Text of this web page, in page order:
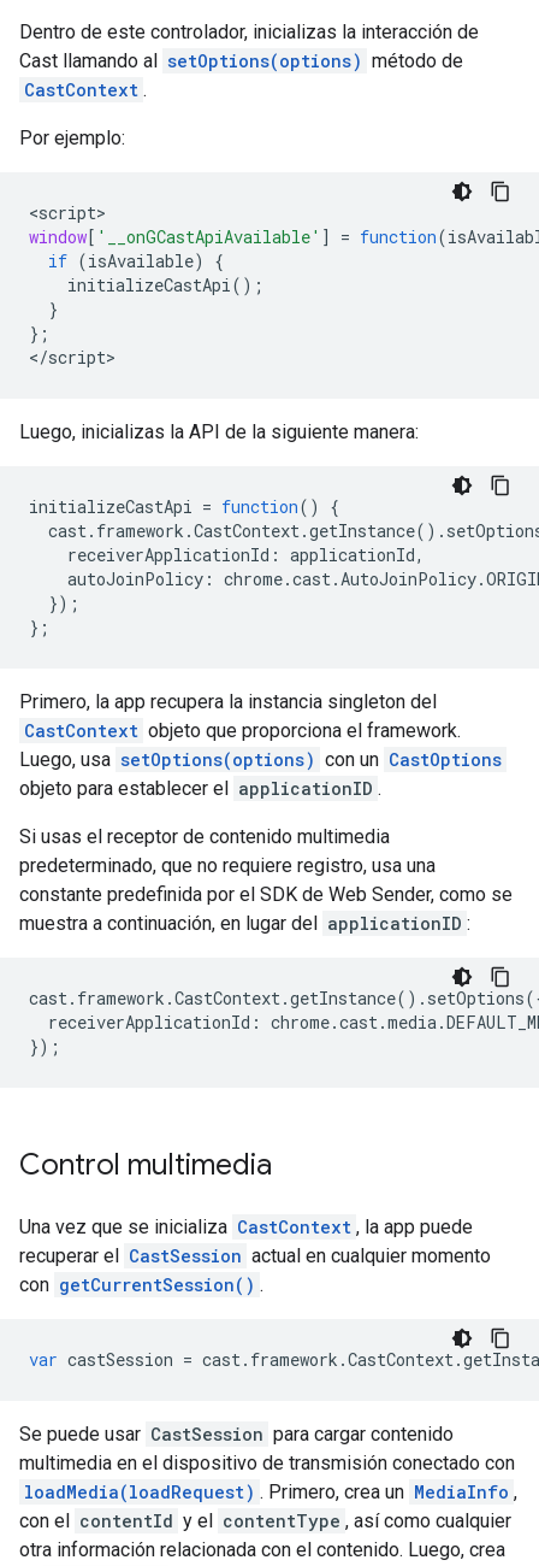
Dentro de este controlador, inicializas la interacción de
Cast llamando al setOptions(options) método de
CastContext .
Por ejemplo:
<script
window[ '__onGCastApiAvailable' ] = function(
if (isAvailable)
{
initializeCastApi();
}
};
</script
Luego, inicializas la API de la siguiente manera:
initializeCastApi = function()
{
cast. framework .CastContext.getInstance().
receiverApplicationId : applicationId,
autoJoinPolicy : chrome.cast.AutoJoinPolicy.
});
};
Primero, la app recupera la instancia singleton del
CastContext objeto que proporciona el framework.
Luego, usa setOptions(options) con un CastOptions
objeto para establecer el applicationID .
Si usas el receptor de contenido multimedia
predeterminado, que no requiere registro, usa una
constante predefinida por el SDK de Web Sender, como se
muestra a continuación, en lugar del applicationID :
cast. framework .CastContext.getInstance(). setOptions
receiverApplicationId : chrome.cast.media.
});
Control multimedia
Una vez que se inicializa CastContext , la app puede
recuperar el CastSession actual en cualquier momento
con getCurrentSession() .
var castSession = cast. framework .CastContext.
Se puede usar CastSession para cargar contenido
multimedia en el dispositivo de transmisión conectado con
loadMedia(loadRequest) . Primero, crea un MediaInfo ,
con el contentId y el contentType , así como cualquier
otra información relacionada con el contenido. Luego, crea